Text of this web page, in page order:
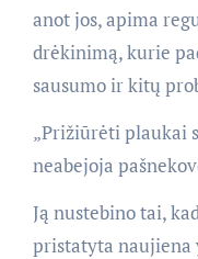
anot jos, apima
drėkinimą, kurie
sausumo ir kitų
„Prižiūrėti plaukai
neabejoja
Ją nustebino tai,
pristatyta naujiena